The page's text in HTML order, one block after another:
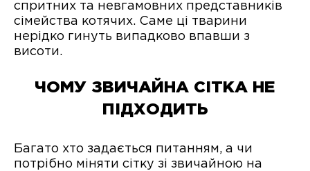
спритних та невгамовних представників
сімейства котячих. Саме ці тварини
нерідко гинуть випадково впавши з
висоти.
ЧОМУ ЗВИЧАЙНА СІТКА НЕ
ПІДХОДИТЬ
Багато хто задається питанням, а чи
потрібно міняти сітку зі звичайною на